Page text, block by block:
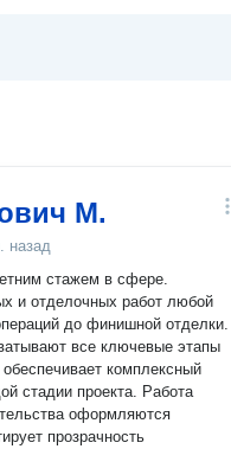
М.
назад
стажем в сфере.
и отделочных работ любой
до финишной отделки.
все ключевые этапы
комплексный
проекта. Работа
оформляются
прозрачность